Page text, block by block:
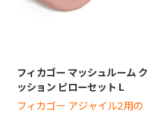
フィカゴー マッシュルーム ク
ッション ピローセット L
フィカゴー アジャイル2用の